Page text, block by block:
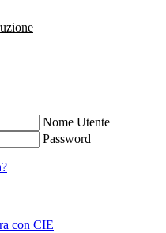
Nome Utente
Password
con CIE